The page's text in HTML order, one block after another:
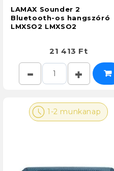
LAMAX Sounder 2
Bluetooth-os hangszóró
LMXSO2 LMXSO2
21 413 Ft
1-2 munkanap